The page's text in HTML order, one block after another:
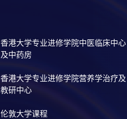
香港大学专业进修学院中医临床中心
及中药房
香港大学专业进修学院营养学治疗及
教研中心
伦敦大学课程